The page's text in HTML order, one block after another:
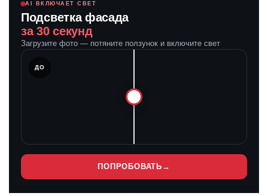
AI ВКЛЮЧАЕТ СВЕТ
Подсветка фасада
за 30 секунд
Загрузите фото — потяните ползунок и включите свет
ДО
ПОПРОБОВАТЬ →